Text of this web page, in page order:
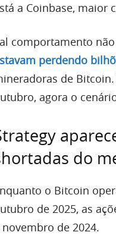
a Coinbase, maior
comportamento
perdendo
de
agora o
do
o Bitcoin
de 2025, as
novembro de 2024.